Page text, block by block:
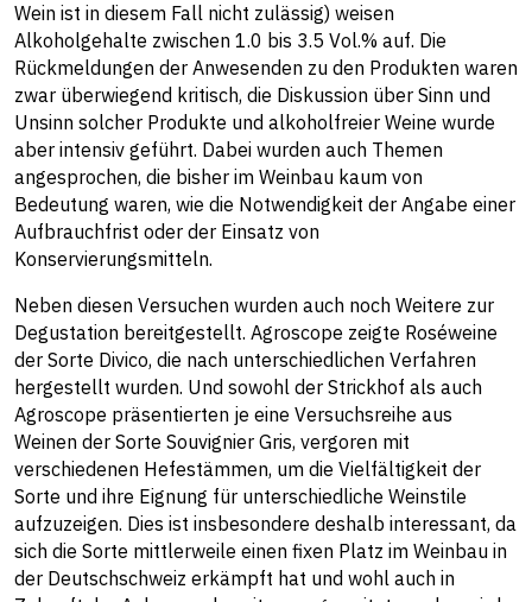
Wein ist in diesem Fall nicht zulässig) weisen
Alkoholgehalte zwischen 1.0 bis 3.5 Vol.% auf. Die
Rückmeldungen der Anwesenden zu den Produkten waren
zwar überwiegend kritisch, die Diskussion über Sinn und
Unsinn solcher Produkte und alkoholfreier Weine wurde
aber intensiv geführt. Dabei wurden auch Themen
angesprochen, die bisher im Weinbau kaum von
Bedeutung waren, wie die Notwendigkeit der Angabe einer
Aufbrauchfrist oder der Einsatz von
Konservierungsmitteln.
Neben diesen Versuchen wurden auch noch Weitere zur
Degustation bereitgestellt. Agroscope zeigte Roséweine
der Sorte Divico, die nach unterschiedlichen Verfahren
hergestellt wurden. Und sowohl der Strickhof als auch
Agroscope präsentierten je eine Versuchsreihe aus
Weinen der Sorte Souvignier Gris, vergoren mit
verschiedenen Hefestämmen, um die Vielfältigkeit der
Sorte und ihre Eignung für unterschiedliche Weinstile
aufzuzeigen. Dies ist insbesondere deshalb interessant, da
sich die Sorte mittlerweile einen fixen Platz im Weinbau in
der Deutschschweiz erkämpft hat und wohl auch in